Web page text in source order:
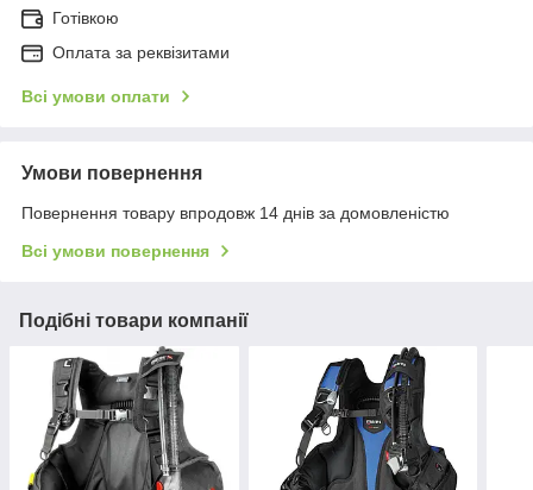
Готівкою
Оплата за реквізитами
Всі умови оплати
Умови повернення
Повернення товару впродовж 14 днів за домовленістю
Всі умови повернення
Подібні товари компанії